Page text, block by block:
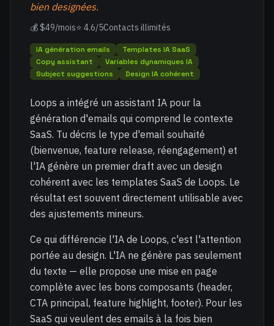
bien designées.
💰 $49/mois⭐ 4.6/5Contacts illimités
IA génération emails
Templates IA SaaS
Copy assistant
Variables dynamiques IA
Subject suggestions
Design IA cohérent
Loops a intégré un assistant IA pour la
génération d'emails qui comprend le contexte
SaaS. Tu décris le type d'email souhaité
(bienvenue, feature release, réengagement) et
l'IA génère un premier draft avec un design
cohérent avec les templates SaaS de Loops. Le
résultat est souvent directement utilisable avec
des ajustements mineurs.
Ce qui différencie l'IA de Loops, c'est l'attention
portée au design. L'IA ne génère pas seulement
du texte — elle propose une mise en page
complète avec les bons composants (header,
CTA principal, feature highlight, footer). Pour les
SaaS qui veulent des emails à la fois bien